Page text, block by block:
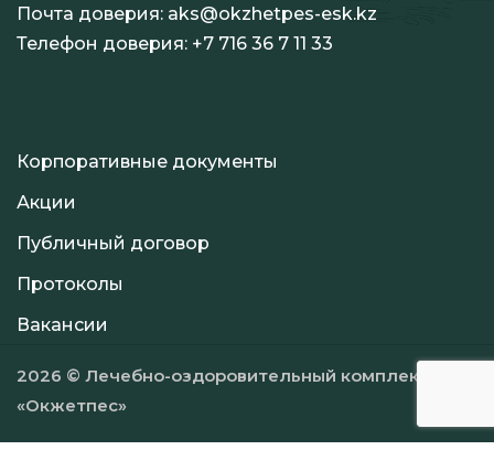
Почта доверия: aks@okzhetpes-esk.kz
Телефон доверия: +7 716 36 7 11 33
Корпоративные документы
Акции
Публичный договор
Протоколы
Вакансии
2026 © Лечебно-оздоровительный комплекс
«Окжетпес»